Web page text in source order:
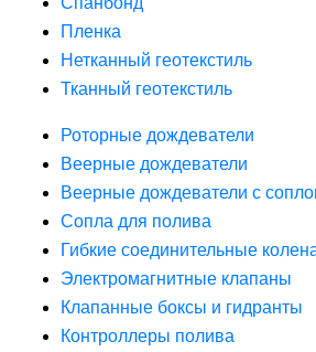
Пленка
Нетканный геотекстиль
Тканный геотекстиль
Роторные дождеватели
Веерные дождеватели
Веерные дождеватели с
Сопла для полива
Гибкие соединительные
Электромагнитные клапаны
Клапанные боксы и гидранты
Контроллеры полива